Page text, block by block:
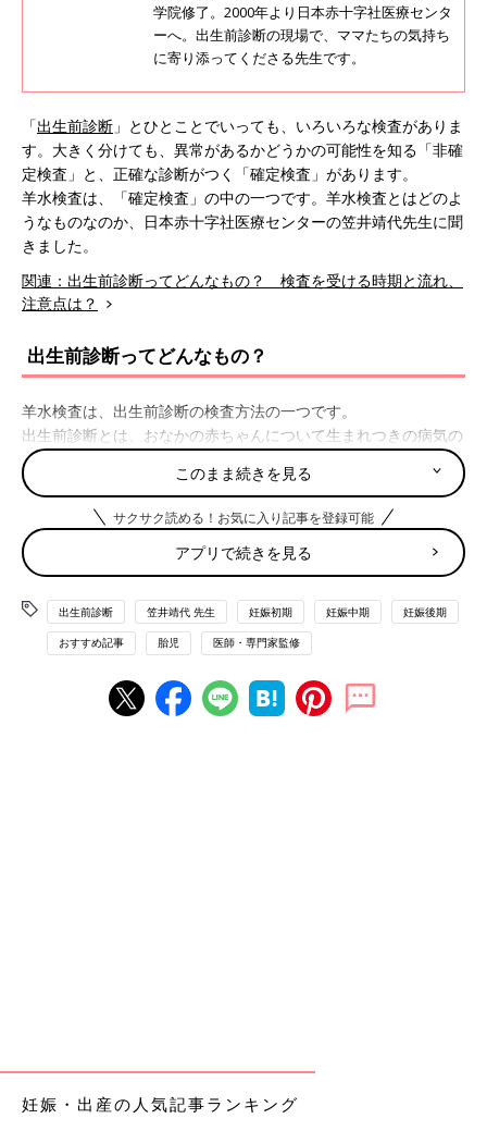
学院修了。2000年より日本赤十字社医療センタ
ーへ。出生前診断の現場で、ママたちの気持ち
に寄り添ってくださる先生です。
「出生前診断 」とひとことでいっても、いろいろな検査がありま
す。大きく分けても、異常があるかどうかの可能性を知る「非確
定検査」と、正確な診断がつく「確定検査」があります。
羊水検査は、「確定検査」の中の一つです。羊水検査とはどのよ
うなものなのか、日本赤十字社医療センターの笠井靖代先生に聞
きました。
関連：出生前診断ってどんなもの？ 検査を受ける時期と流れ、
注意点は？
出生前診断ってどんなもの？
羊水検査は、出生前診断の検査方法の一つです。
出生前診断とは、おなかの赤ちゃんについて生まれつきの病気の
有無を調べる検査で、本来は、妊娠中に病気を見つけ、安全な分
娩方法を考え、出生後の治療や育児の準備につなげるためのもの
です。そういった意味では、
で行われる超音波検査もあ
る種の出生前診断です。
ただ、現実には「染色体異常」を調べる検査を指すことが多いで
す。
羊水検査とは？
のは染色体異常に限られています。
ママのおなかから子宮壁（しきゅうへき）を通して子宮内に針を
このまま続きを見る
サクサク読める！お気に入り記事を登録可能
アプリで続きを見る
出生前診断 笠井靖代 先生 妊娠初期 妊娠中期 妊娠後期
おすすめ記事 胎児 医師・専門家監修
妊娠・出産の人気記事ランキング